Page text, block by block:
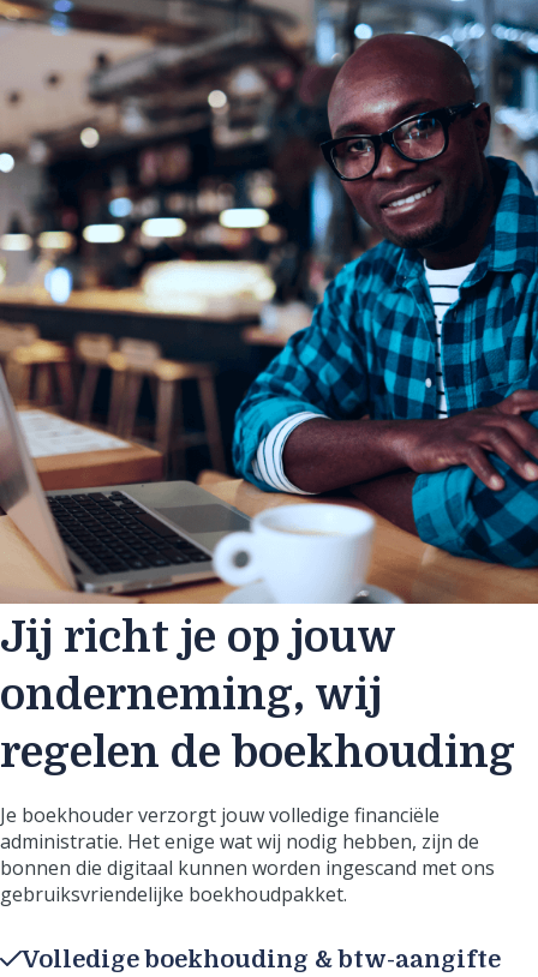
Jij richt je op jouw
onderneming, wij
regelen de boekhouding
Je boekhouder verzorgt jouw volledige financiële
administratie. Het enige wat wij nodig hebben, zijn de
bonnen die digitaal kunnen worden ingescand met ons
gebruiksvriendelijke boekhoudpakket.
Volledige boekhouding & btw-aangifte